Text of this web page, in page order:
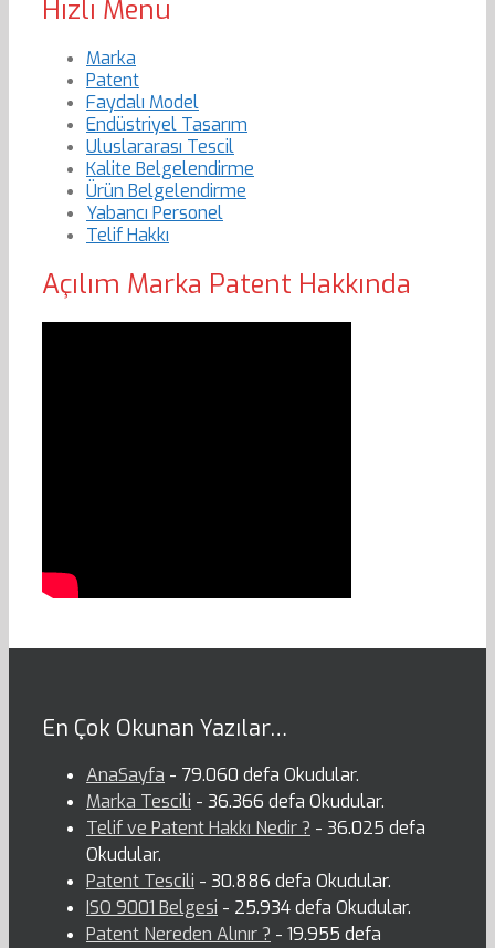
Hızlı Menu
Marka
Patent
Faydalı Model
Endüstriyel Tasarım
Uluslararası Tescil
Kalite Belgelendirme
Ürün Belgelendirme
Yabancı Personel
Telif Hakkı
Açılım Marka Patent Hakkında
En Çok Okunan Yazılar…
AnaSayfa - 79.060 defa Okudular.
Marka Tescili - 36.366 defa Okudular.
Telif ve Patent Hakkı Nedir ? - 36.025 defa
Okudular.
Patent Tescili - 30.886 defa Okudular.
ISO 9001 Belgesi - 25.934 defa Okudular.
Patent Nereden Alınır ? - 19.955 defa